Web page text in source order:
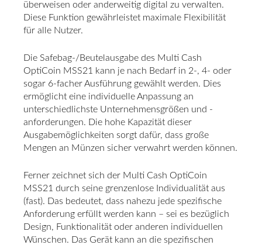
überweisen oder anderweitig digital zu verwalten.
Diese Funktion gewährleistet maximale Flexibilität
für alle Nutzer.
Die Safebag-/Beutelausgabe des Multi Cash
OptiCoin MSS21 kann je nach Bedarf in 2-, 4- oder
sogar 6-facher Ausführung gewählt werden. Dies
ermöglicht eine individuelle Anpassung an
unterschiedlichste Unternehmensgrößen und -
anforderungen. Die hohe Kapazität dieser
Ausgabemöglichkeiten sorgt dafür, dass große
Mengen an Münzen sicher verwahrt werden können.
Ferner zeichnet sich der Multi Cash OptiCoin
MSS21 durch seine grenzenlose Individualität aus
(fast). Das bedeutet, dass nahezu jede spezifische
Anforderung erfüllt werden kann – sei es bezüglich
Design, Funktionalität oder anderen individuellen
Wünschen. Das Gerät kann an die spezifischen